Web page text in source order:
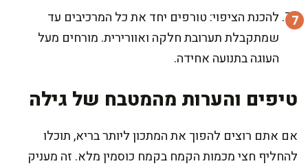
להכנת הציפוי: טורפים יחד את כל המרכיבים עד
שמתקבלת תערובת חלקה ואוורירית. מורחים מעל
העוגה בתנועה אחידה.
טיפים והערות מהמטבח של גילה
אם אתם רוצים להפוך את המתכון ליותר בריא, תוכלו
להחליף חצי מכמות הקמח בקמח כוסמין מלא. זה מעניק